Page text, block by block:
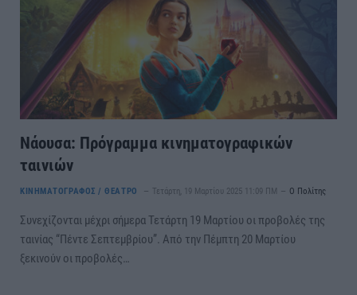
Νάουσα: Πρόγραμμα κινηματογραφικών
ταινιών
ΚΙΝΗΜΑΤΟΓΡΑΦΟΣ / ΘΕΑΤΡΟ Τετάρτη, 19 Μαρτίου 2025 11:09 ΠΜ Ο Πολίτης
Συνεχίζονται μέχρι σήμερα Τετάρτη 19 Μαρτίου οι προβολές της
ταινίας “Πέντε Σεπτεμβρίου”. Από την Πέμπτη 20 Μαρτίου
ξεκινούν οι προβολές…